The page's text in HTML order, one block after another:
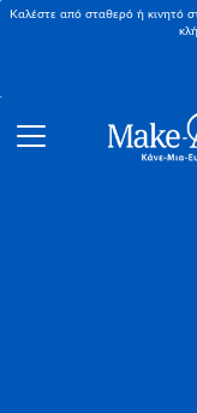
Καλέστε από σταθερό ή κινητό